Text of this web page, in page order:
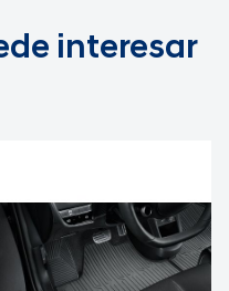
interesar